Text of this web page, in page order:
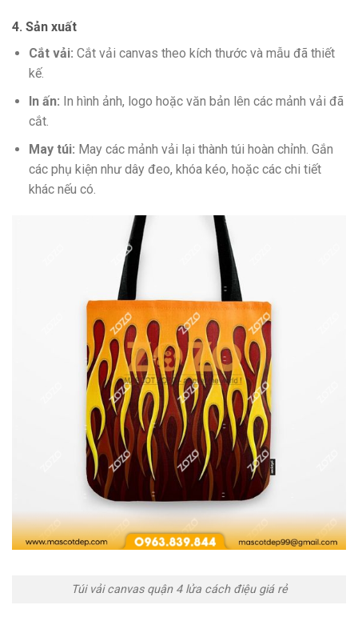
4. Sản xuất
Cắt vải: Cắt vải canvas theo kích thước và mẫu đã thiết
kế.
In ấn: In hình ảnh, logo hoặc văn bản lên các mảnh vải đã
cắt.
May túi: May các mảnh vải lại thành túi hoàn chỉnh. Gắn
các phụ kiện như dây đeo, khóa kéo, hoặc các chi tiết
khác nếu có.
Túi vải canvas quận 4 lửa cách điệu giá rẻ